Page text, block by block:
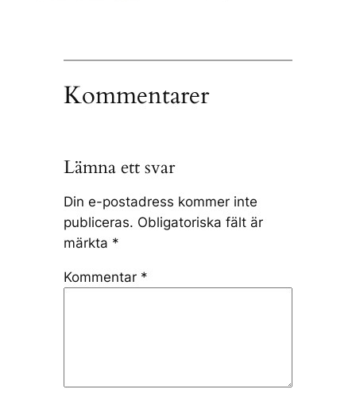
Kommentarer
Lämna ett svar
Din e-postadress kommer inte
publiceras. Obligatoriska fält är
märkta *
Kommentar *